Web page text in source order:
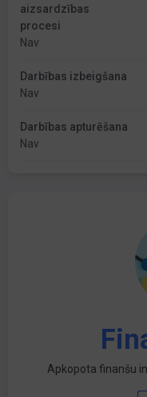
aizsardzības
procesi
Nav
Darbības izbeigšana
Nav
Darbības apturēšana
Nav
Apkopota finanšu